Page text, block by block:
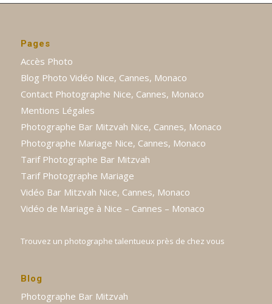
Pages
Accès Photo
Blog Photo Vidéo Nice, Cannes, Monaco
Contact Photographe Nice, Cannes, Monaco
Mentions Légales
Photographe Bar Mitzvah Nice, Cannes, Monaco
Photographe Mariage Nice, Cannes, Monaco
Tarif Photographe Bar Mitzvah
Tarif Photographe Mariage
Vidéo Bar Mitzvah Nice, Cannes, Monaco
Vidéo de Mariage à Nice – Cannes – Monaco
Trouvez un photographe talentueux près de chez vous
Blog
Photographe Bar Mitzvah